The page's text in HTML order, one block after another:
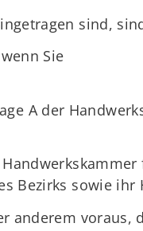
sind,
Sie
A der
Bezirks sowie ihr
anderem